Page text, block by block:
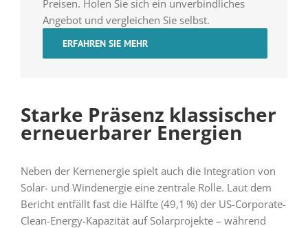
Preisen. Holen Sie sich ein unverbindliches
Angebot und vergleichen Sie selbst.
ERFAHREN SIE MEHR
Starke Präsenz klassischer
erneuerbarer Energien
Neben der Kernenergie spielt auch die Integration von
Solar- und Windenergie eine zentrale Rolle. Laut dem
Bericht entfällt fast die Hälfte (49,1 %) der US-Corporate-
Clean-Energy-Kapazität auf Solarprojekte – während